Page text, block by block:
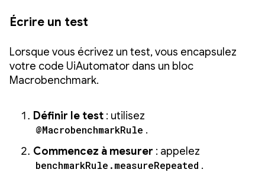
Écrire un test
Lorsque vous écrivez un test, vous encapsulez
votre code UiAutomator dans un bloc
Macrobenchmark.
Définir le test : utilisez
@MacrobenchmarkRule .
Commencez à mesurer : appelez
benchmarkRule.measureRepeated .